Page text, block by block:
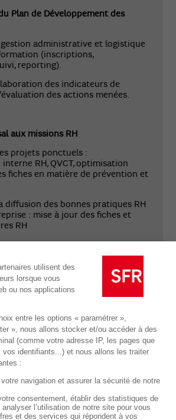
Plan de Développement des
gestion administrative et logistique
(inscriptions,
reporting).
des indicateurs de
des actions menées.
aux missions RH
projets ponctuels :
RH, QVCT, optimisation
fiches en matière de prévention et
diffusion des bonnes pratiques RH
: mise à jour des fiches et
RH
de modes opératoire, saisie de
+ 4/5 en Ressources Humaines,
d’une première
le domaine, au cours de laquelle
les processus liés au
des compétences et/ou à la Gestion